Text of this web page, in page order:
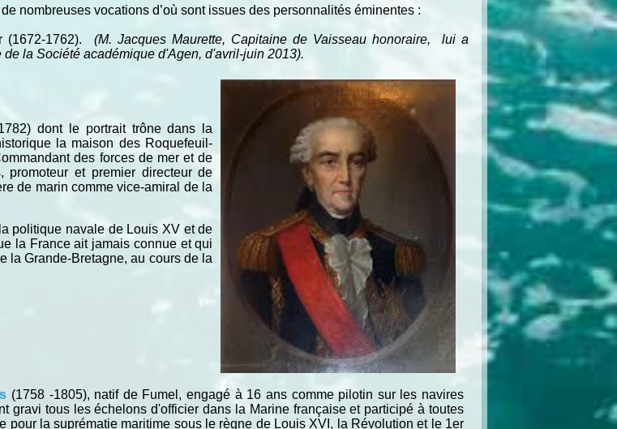
nombreuses vocations d’où sont issues des personnalités éminentes :
1762).
(M. Jacques Maurette, Capitaine de Vaisseau honoraire, lui a
la Société académique d'Agen, d'avril-juin 2013).
dont le portrait trône dans la
la maison des Roquefeuil-
des forces de mer et de
promoteur et premier directeur de
de marin comme vice-amiral de la
politique navale de Louis XV et de
la France ait jamais connue et qui
la Grande-Bretagne, au cours de la
(1758 -1805), natif de Fumel, engagé à 16 ans comme pilotin sur les navires
gravi tous les échelons d'officier dans la Marine française et participé à toutes
pour la suprématie maritime sous le règne de Louis XVI, la Révolution et le 1er